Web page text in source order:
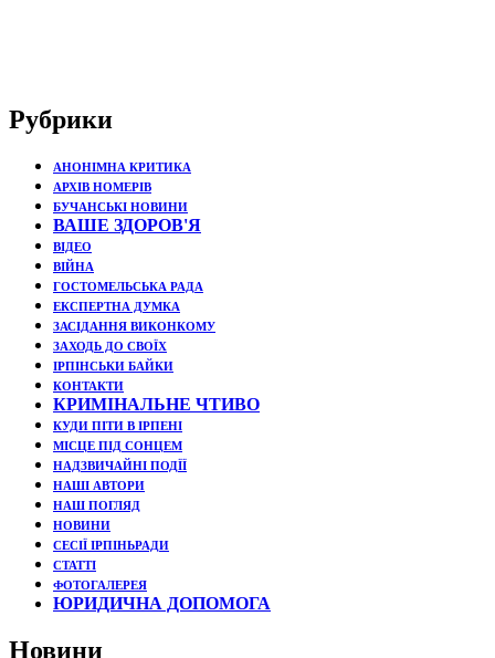
Рубрики
АНОНІМНА КРИТИКА
АРХІВ НОМЕРІВ
БУЧАНСЬКІ НОВИНИ
ВАШЕ ЗДОРОВ'Я
ВІДЕО
ВІЙНА
ГОСТОМЕЛЬСЬКА РАДА
ЕКСПЕРТНА ДУМКА
ЗАСІДАННЯ ВИКОНКОМУ
ЗАХОДЬ ДО СВОЇХ
ІРПІНСЬКИ БАЙКИ
КОНТАКТИ
КРИМІНАЛЬНЕ ЧТИВО
КУДИ ПІТИ В ІРПЕНІ
МІСЦЕ ПІД СОНЦЕМ
НАДЗВИЧАЙНІ ПОДЇЇ
НАШІ АВТОРИ
НАШ ПОГЛЯД
НОВИНИ
СЕСІЇ ІРПІНЬРАДИ
СТАТТІ
ФОТОГАЛЕРЕЯ
ЮРИДИЧНА ДОПОМОГА
Новини